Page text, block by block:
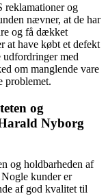
og
nævner, at de har
og få dækket
at have købt et defekt
med
om manglende vare
problemet.
og
Nyborg
og holdbarheden af
kunder er
af god kvalitet til